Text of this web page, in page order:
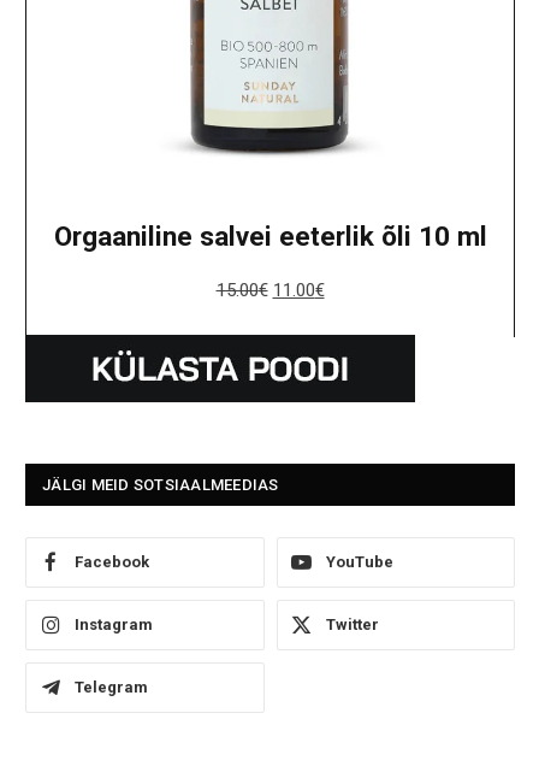
Orgaaniline salvei eeterlik õli 10 ml
15.00€ 11.00€
JÄLGI MEID SOTSIAALMEEDIAS
Facebook YouTube
Instagram Twitter
Telegram